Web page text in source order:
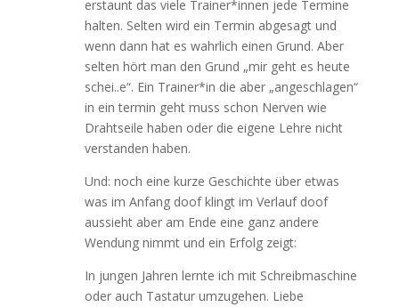
erstaunt das viele Trainer*innen jede Termine
halten. Selten wird ein Termin abgesagt und
wenn dann hat es wahrlich einen Grund. Aber
selten hört man den Grund „mir geht es heute
schei..e“. Ein Trainer*in die aber „angeschlagen“
in ein termin geht muss schon Nerven wie
Drahtseile haben oder die eigene Lehre nicht
verstanden haben.
Und: noch eine kurze Geschichte über etwas
was im Anfang doof klingt im Verlauf doof
aussieht aber am Ende eine ganz andere
Wendung nimmt und ein Erfolg zeigt:
In jungen Jahren lernte ich mit Schreibmaschine
oder auch Tastatur umzugehen. Liebe